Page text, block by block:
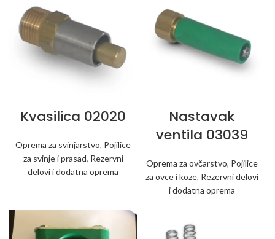
Kvasilica 02020
Oprema za svinjarstvo, Pojilice
za svinje i prasad, Rezervni
delovi i dodatna oprema
Nastavak
ventila 03039
Oprema za ovčarstvo, Pojilice
za ovce i koze, Rezervni delovi
i dodatna oprema